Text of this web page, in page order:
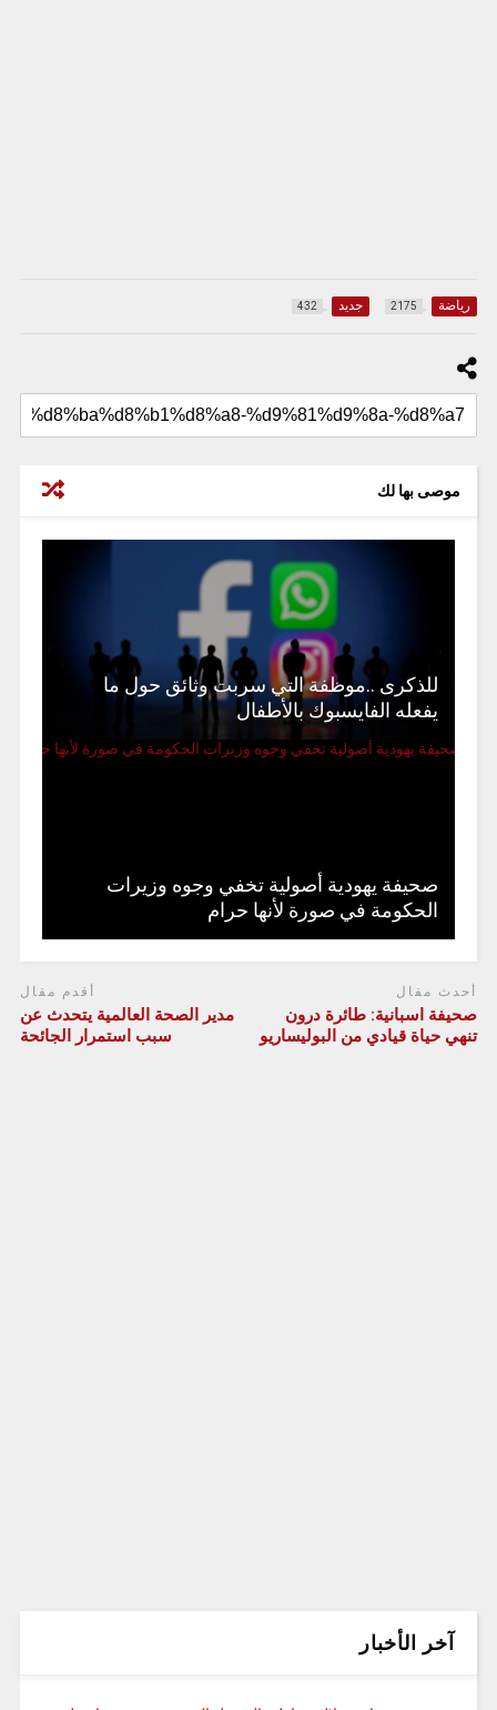
رياضة 2175 جديد 432
موصى بها لك
للذكرى ..موظفة التي سربت وثائق حول ما
يفعله الفايسبوك بالأطفال
صحيفة يهودية أصولية تخفي وجوه وزيرات
الحكومة في صورة لأنها حرام
أحدث مقال
صحيفة اسبانية: طائرة درون
تنهي حياة قيادي من البوليساريو
أقدم مقال
مدير الصحة العالمية يتحدث عن
سبب استمرار الجائحة
آخر الأخبار